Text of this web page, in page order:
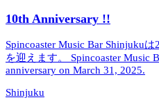
10th Anniversary !!
Spincoaster Music Bar Shinjuku
を迎えます。
Spincoaster Music
anniversary on March 31, 2025.
Shinjuku